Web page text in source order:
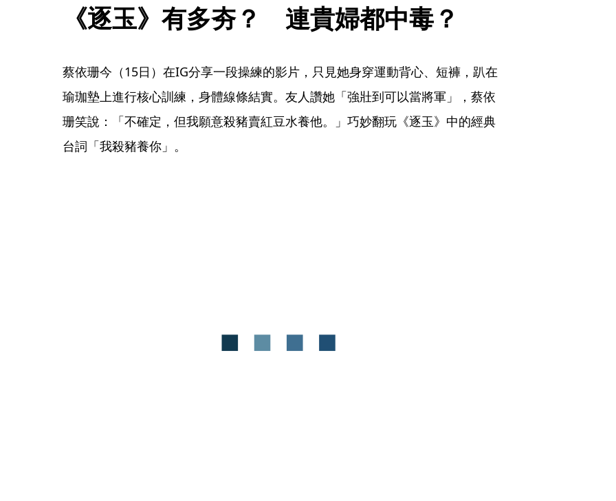
《逐玉》有多夯？　連貴婦都中毒？
蔡依珊今（15日）在IG分享一段操練的影片，只見她身穿運動背心、短褲，趴在
瑜珈墊上進行核心訓練，身體線條結實。友人讚她「強壯到可以當將軍」，蔡依
珊笑說：「不確定，但我願意殺豬賣紅豆水養他。」巧妙翻玩《逐玉》中的經典
台詞「我殺豬養你」。